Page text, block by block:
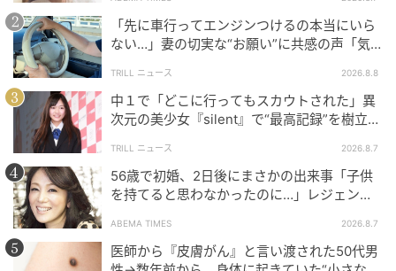
ウーマンエキサイト
直樹コーチとこういう関係になったことで、「私の人
生のこのままでいいのか」など余計な悩みを考えるこ
とはなくなりました。
どうせいつかは終わってしまう、いっときの火遊びだ
からこそ楽しみたい。
今はそういう気持ちです。
もちろん夫にはバレないように、細心の注意を払って
「先に車行ってエンジンつけるの本当にいら
ない…」妻の切実な“お願い”に共感の声「気
TRILL ニュース 2026.8.8
中１で「どこに行ってもスカウトされた」異
次元の美少女『silent』で“最高記録”を樹立し
TRILL ニュース 2026.8.7
56歳で初婚、2日後にまさかの出来事「子供
を持てると思わなかったのに…」レジェンド
ABEMA TIMES 2026.8.7
医師から『皮膚がん』と言い渡された50代男